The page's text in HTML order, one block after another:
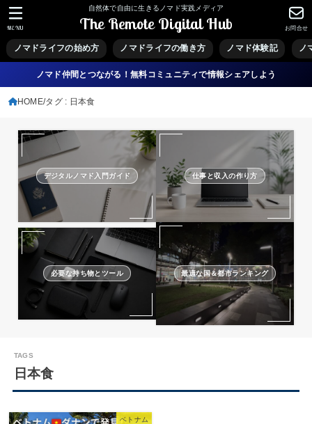
自然体で自由に生きるノマド実践メディア
The Remote Digital Hub
ノマドライフの始め方 ノマドライフの働き方 ノマド体験記 ノ
お問合せ
MENU
ノマド仲間とつながる！無料コミュニティで情報シェアしよう
HOME タグ : 日本食
デジタルノマド入門ガイド 仕事と収入の作り方
必要な持ち物とツール 最適な国＆都市ランキング
日本食
ベトナム